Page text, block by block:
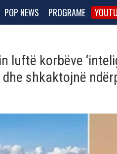
POP NEWS PROGRAME
luftë korbëve
shkaktojnë